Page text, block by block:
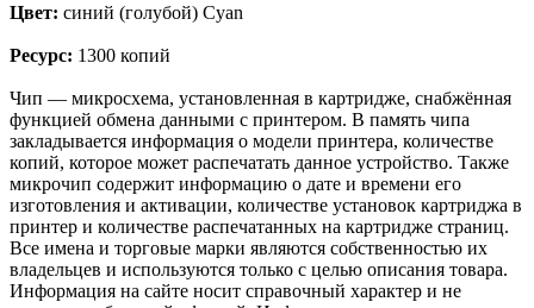
Цвет: синий (голубой) Cyan
Ресурс: 1300 копий
Чип — микросхема, установленная в картридже, снабжённая
функцией обмена данными с принтером. В память чипа
закладывается информация о модели принтера, количестве
копий, которое может распечатать данное устройство. Также
микрочип содержит информацию о дате и времени его
изготовления и активации, количестве установок картриджа в
принтер и количестве распечатанных на картридже страниц.
Все имена и торговые марки являются собственностью их
владельцев и используются только с целью описания товара.
Информация на сайте носит справочный характер и не